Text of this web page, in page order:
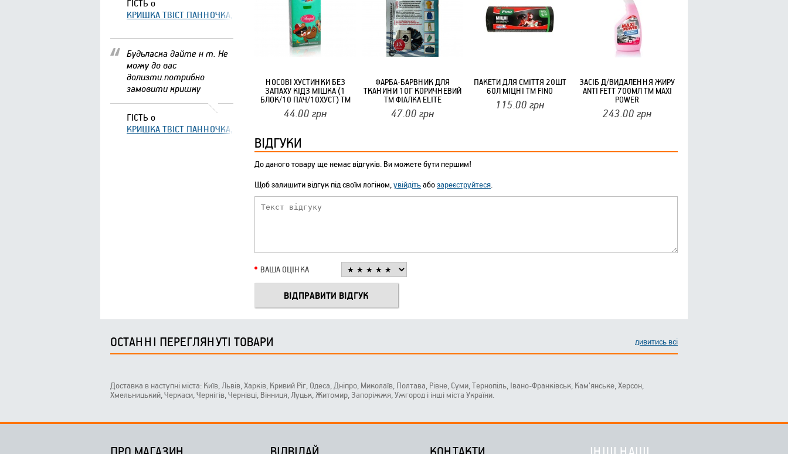
ГІСТЬ о
КРИШКА ТВІСТ ПАННОЧКА, ЩО ЗАКРУЧУЄТЬСЯ КОТИКИ (20ШТ/УП) ОФФ 82 ПАННОЧКА
Будьласка дайте н т. Не
можу до вас
долизти.потрибно
замовити кришку
ГІСТЬ о
КРИШКА ТВІСТ ПАННОЧКА, ЩО ЗАКРУЧУЄТЬСЯ КОТИКИ (20ШТ/УП) ОФФ 82 ПАННОЧКА
НОСОВІ ХУСТИНКИ БЕЗ
ЗАПАХУ КІДЗ МІШКА (1
БЛОК/10 ПАЧ/10ХУСТ) ТМ
АЛСУ-ПАК
44.00 грн
ФАРБА-БАРВНИК ДЛЯ
ТКАНИНИ 10Г КОРИЧНЕВИЙ
ТМ ФІАЛКА ELITE
47.00 грн
ПАКЕТИ ДЛЯ СМIТТЯ 20ШТ
60Л МІЦНІ ТМ FINO
115.00 грн
ЗАСІБ Д/ВИДАЛЕННЯ ЖИРУ
ANTI FETT 700МЛ ТМ MAXI
POWER
243.00 грн
ВІДГУКИ
До даного товару ще немає відгуків. Ви можете бути першим!
Щоб залишити відгук під своїм логіном,увійдітьабозареєструйтеся.
ВАША ОЦІНКА
ОСТАННІ ПЕРЕГЛЯНУТІ ТОВАРИ дивитись всі
Доставка в наступні міста: Київ, Львів, Харків, Кривий Ріг, Одеса, Дніпро, Миколаїв, Полтава, Рівне, Суми, Тернопіль, Івано-Франківськ, Кам'янське, Херсон,
Хмельницький, Черкаси, Чернігів, Чернівці, Вінниця, Луцьк, Житомир, Запоріжжя, Ужгород і інші міста України.